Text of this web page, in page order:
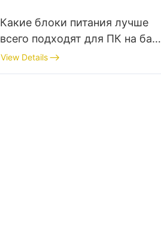
Какие блоки питания лучше
всего подходят для ПК на базе
Linux?
View Details